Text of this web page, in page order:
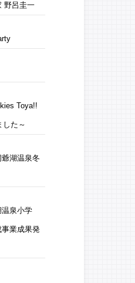
野呂圭一
Toya!!
た～
湖温泉冬
泉小学
業成果発